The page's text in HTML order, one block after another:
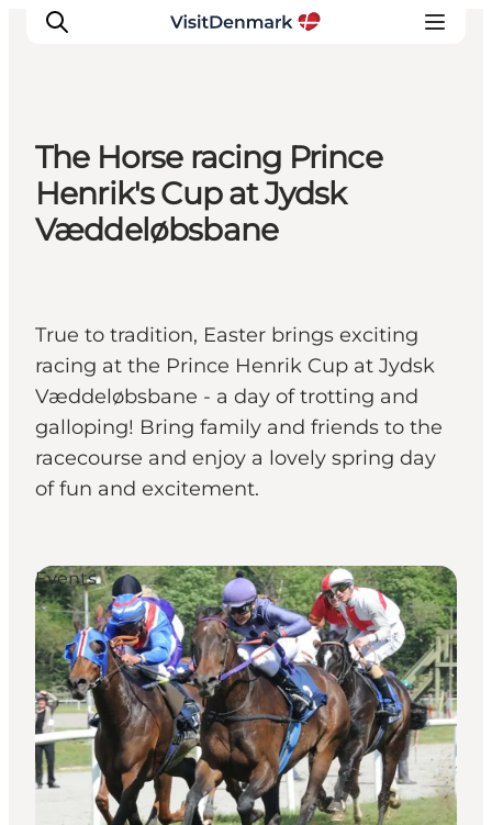
Ispirazioni
Dove andare
Cosa fare
The Horse racing Prince
Henrik's Cup at Jydsk
Væddeløbsbane
True to tradition, Easter brings exciting
racing at the Prince Henrik Cup at Jydsk
Væddeløbsbane - a day of trotting and
galloping! Bring family and friends to the
racecourse and enjoy a lovely spring day
of fun and excitement.
Events